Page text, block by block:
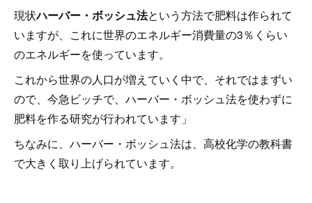
現状ハーバー・ボッシュ法という方法で肥料は作られて
いますが、これに世界のエネルギー消費量の3％くらい
のエネルギーを使っています。
これから世界の人口が増えていく中で、それではまずい
ので、今急ビッチで、ハーバー・ボッシュ法を使わずに
肥料を作る研究が行われています」
ちなみに、ハーバー・ボッシュ法は、高校化学の教科書
で大きく取り上げられています。